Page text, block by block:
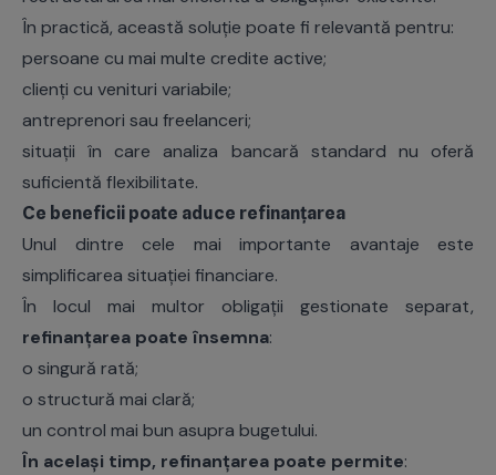
În practică, această soluție poate fi relevantă pentru:
persoane cu mai multe credite active;
clienți cu venituri variabile;
antreprenori sau freelanceri;
situații în care analiza bancară standard nu oferă
suficientă flexibilitate.
Ce beneficii poate aduce refinanțarea
Unul dintre cele mai importante avantaje este
simplificarea situației financiare.
În locul mai multor obligații gestionate separat,
refinanțarea poate însemna:
o singură rată;
o structură mai clară;
un control mai bun asupra bugetului.
În același timp, refinanțarea poate permite: